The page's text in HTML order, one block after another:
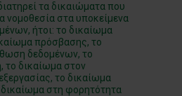
τα δικαιώματα που
νομοθεσία στα υποκείμενα
ήτοι: το δικαίωμα
πρόσβασης, το
δεδομένων, το
το δικαίωμα στον
το δικαίωμα
στη φορητότητα